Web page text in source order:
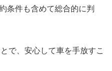
条件も含めて総合的に判
で、安心して車を手放すこ